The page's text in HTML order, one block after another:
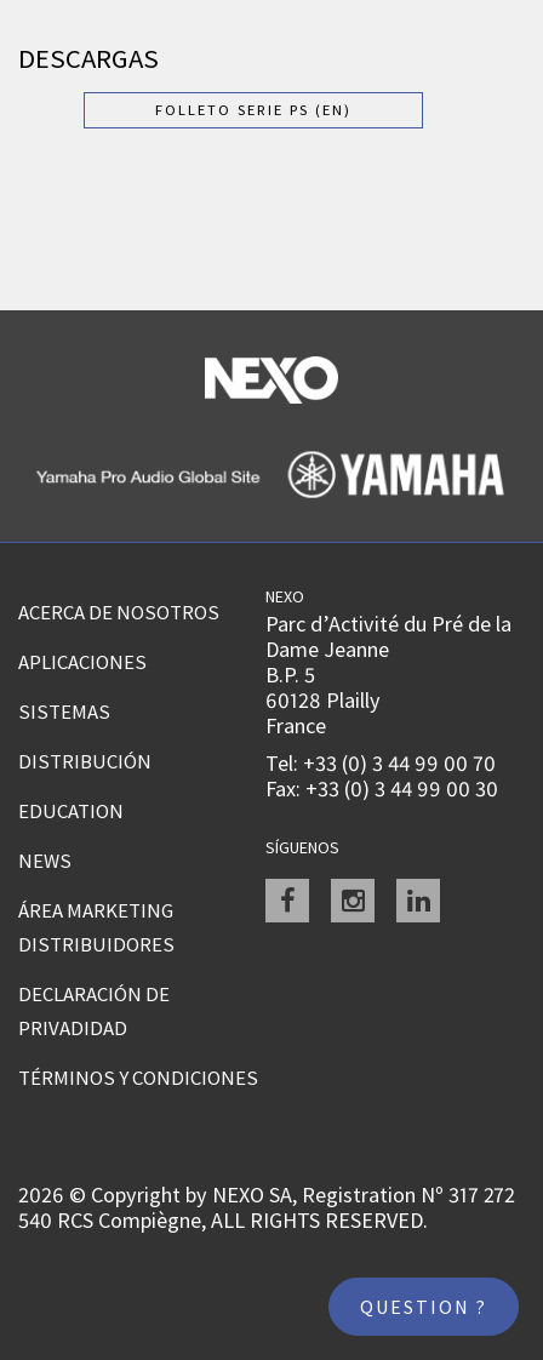
QUESTION ?
DESCARGAS
FOLLETO SERIE PS (EN)
ACERCA DE NOSOTROS
APLICACIONES
SISTEMAS
DISTRIBUCIÓN
EDUCATION
NEWS
ÁREA MARKETING
DISTRIBUIDORES
DECLARACIÓN DE
PRIVADIDAD
TÉRMINOS Y CONDICIONES
NEXO
Parc d’Activité du Pré de la
Dame Jeanne
B.P. 5
60128 Plailly
France
Tel: +33 (0) 3 44 99 00 70
Fax: +33 (0) 3 44 99 00 30
SÍGUENOS
Facebookinstagramlinkedin
2026 © Copyright by NEXO SA, Registration Nº 317 272
540 RCS Compiègne, ALL RIGHTS RESERVED.